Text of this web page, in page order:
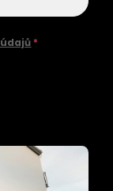
*